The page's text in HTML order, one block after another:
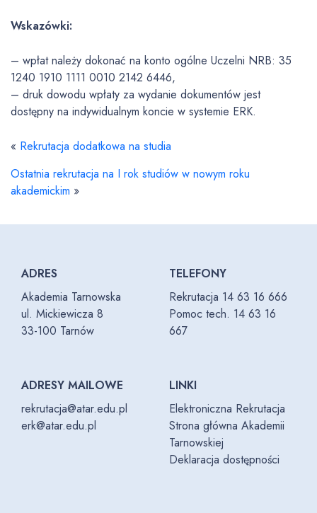
Wskazówki:
– wpłat należy dokonać na konto ogólne Uczelni NRB: 35
1240 1910 1111 0010 2142 6446,
– druk dowodu wpłaty za wydanie dokumentów jest
dostępny na indywidualnym koncie w systemie ERK.
« Rekrutacja dodatkowa na studia
Ostatnia rekrutacja na I rok studiów w nowym roku
akademickim »
ADRES
Akademia Tarnowska
ul. Mickiewicza 8
33-100 Tarnów
TELEFONY
Rekrutacja 14 63 16 666
Pomoc tech. 14 63 16
667
ADRESY MAILOWE
rekrutacja@atar.edu.pl
erk@atar.edu.pl
LINKI
Elektroniczna Rekrutacja
Strona główna Akademii
Tarnowskiej
Deklaracja dostępności